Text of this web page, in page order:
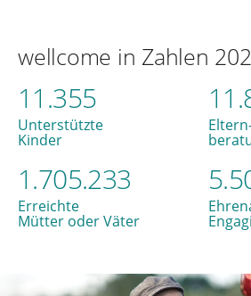
wellcome in Zahlen
11.355
Unterstützte
Kinder
1.705.233
Erreichte
Mütter oder Väter